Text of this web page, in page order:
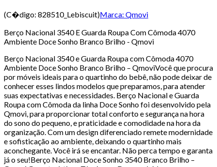
(C�digo: 828510_Lebiscuit)Marca: Qmovi
Berço Nacional 3540 E Guarda Roupa Com Cômoda 4070
Ambiente Doce Sonho Branco Brilho - Qmovi
Berço Nacional 3540 e Guarda Roupa com Cômoda 4070
Ambiente Doce Sonho Branco Brilho – QmoviVocê que procura
por móveis ideais para o quartinho do bebê, não pode deixar de
conhecer esses lindos modelos que preparamos, para atender
suas expectativas e necessidades. Berço Nacional e Guarda
Roupa com Cômoda da linha Doce Sonho foi desenvolvido pela
Qmovi, para proporcionar total conforto e segurança na hora
do sono do pequeno, e praticidade e comodidade na hora da
organização. Com um design diferenciado remete modernidade
e sofisticação ao ambiente, deixando o quartinho mais
aconchegante. Você irá se encantar. Não perca tempo e garanta
já o seu!Berço Nacional Doce Sonho 3540 Branco Brilho –